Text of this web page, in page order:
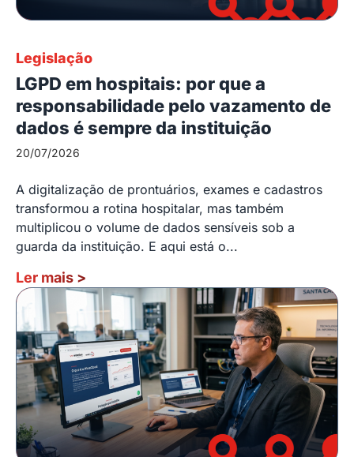
Legislação
LGPD em hospitais: por que a
responsabilidade pelo vazamento de
dados é sempre da instituição
20/07/2026
A digitalização de prontuários, exames e cadastros
transformou a rotina hospitalar, mas também
multiplicou o volume de dados sensíveis sob a
guarda da instituição. E aqui está o...
Ler mais >